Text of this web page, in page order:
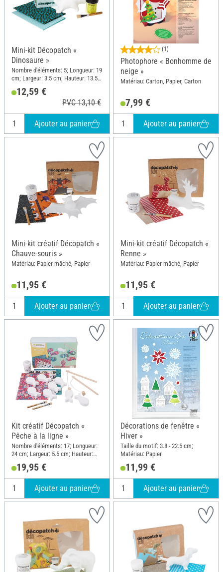
Mini-kit Décopatch «
Dinosaure »
Nombre d'éléments: 5; Longueur: 19
cm; Largeur: 3.5 cm; Hauteur: 13.5
cm; Matériau: Papier mâché, Papier
12,59 €
PVC 13,10 €
Ajouter au panier
(1)
Photophore « Bonhomme de
neige »
Matériau: Carton, Papier, Carton
7,99 €
Ajouter au panier
Mini-kit créatif Décopatch «
Chauve-souris »
Matériau: Papier mâché, Papier
11,95 €
Ajouter au panier
Mini-kit créatif Décopatch «
Renne »
Matériau: Papier mâché, Papier
11,95 €
Ajouter au panier
Kit créatif Décopatch «
Pêche à la ligne »
Nombre d'éléments: 17; Longueur:
24 cm; Largeur: 5.5 cm; Hauteur:
Carton
19,95 €
Ajouter au panier
Décorations de fenêtre «
Hiver »
Taille du motif: 3.8 - 22.5 cm;
Matériau: Papier
11,99 €
Ajouter au panier